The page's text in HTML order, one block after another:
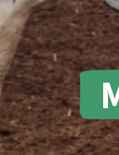
Tropenholz
Aluminium
Gold
Fleisch und
Landraub
Wilderei
Staudämme
Straßen
Transparenz
Rettet den
DE114306
GLS Bank
IBAN
Banking-App